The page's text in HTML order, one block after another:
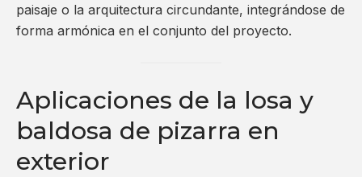
paisaje o la arquitectura circundante, integrándose de
forma armónica en el conjunto del proyecto.
Aplicaciones de la losa y
baldosa de pizarra en
exterior